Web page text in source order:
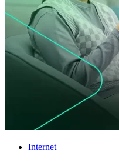
Internet